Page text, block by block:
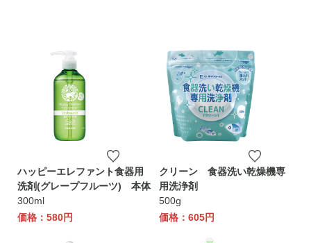
ハッピーエレファント食器用
洗剤(グレープフルーツ) 本体
300ml
価格：580円
クリーン 食器洗い乾燥機専
用洗浄剤
500g
価格：605円